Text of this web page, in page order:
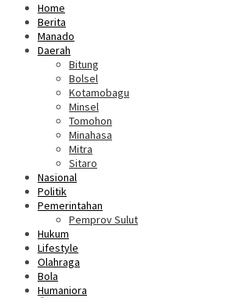
Home
Berita
Manado
Daerah
Bitung
Bolsel
Kotamobagu
Minsel
Tomohon
Minahasa
Mitra
Sitaro
Nasional
Politik
Pemerintahan
Pemprov Sulut
Hukum
Lifestyle
Olahraga
Bola
Humaniora